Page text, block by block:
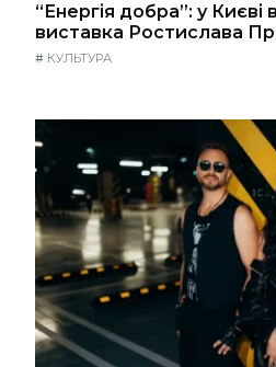
“Енергія добра”: у Києві
виставка Ростислава
# КУЛЬТУРА